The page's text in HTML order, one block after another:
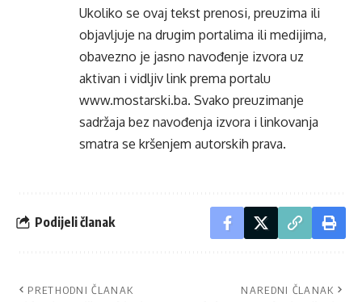
Ukoliko se ovaj tekst prenosi, preuzima ili
objavljuje na drugim portalima ili medijima,
obavezno je jasno navođenje izvora uz
aktivan i vidljiv link prema portalu
www.mostarski.ba. Svako preuzimanje
sadržaja bez navođenja izvora i linkovanja
smatra se kršenjem autorskih prava.
Podijeli članak
PRETHODNI ČLANAK NAREDNI ČLANAK